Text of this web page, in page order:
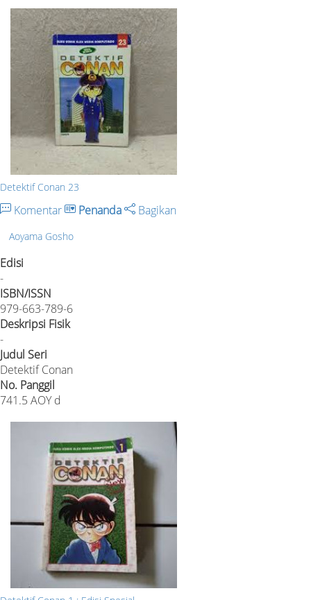
Detektif Conan 23
Komentar Penanda Bagikan
Aoyama Gosho
Edisi
-
ISBN/ISSN
979-663-789-6
Deskripsi Fisik
-
Judul Seri
Detektif Conan
No. Panggil
741.5 AOY d